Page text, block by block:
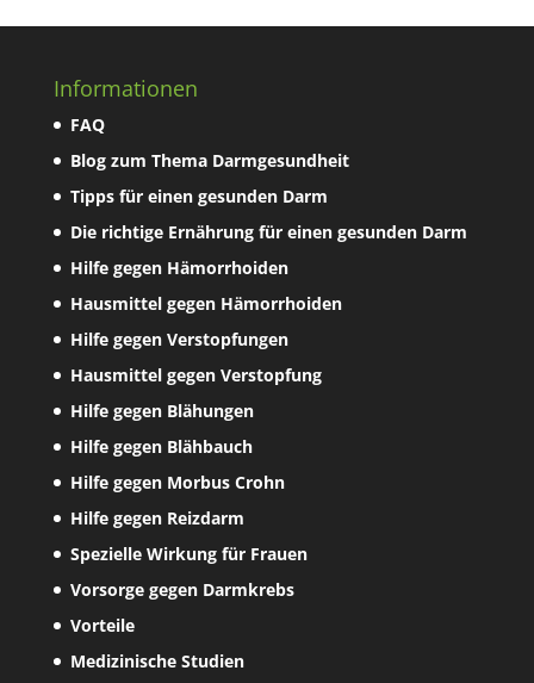
Informationen
FAQ
Blog zum Thema Darmgesundheit
Tipps für einen gesunden Darm
Die richtige Ernährung für einen gesunden Darm
Hilfe gegen Hämorrhoiden
Hausmittel gegen Hämorrhoiden
Hilfe gegen Verstopfungen
Hausmittel gegen Verstopfung
Hilfe gegen Blähungen
Hilfe gegen Blähbauch
Hilfe gegen Morbus Crohn
Hilfe gegen Reizdarm
Spezielle Wirkung für Frauen
Vorsorge gegen Darmkrebs
Vorteile
Medizinische Studien